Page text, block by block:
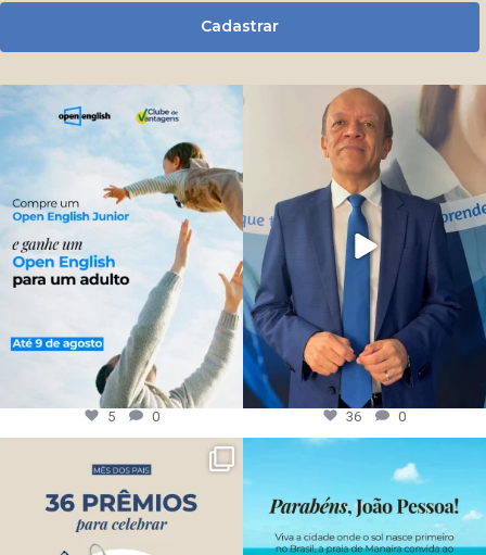
Cadastrar
5 0 36 0